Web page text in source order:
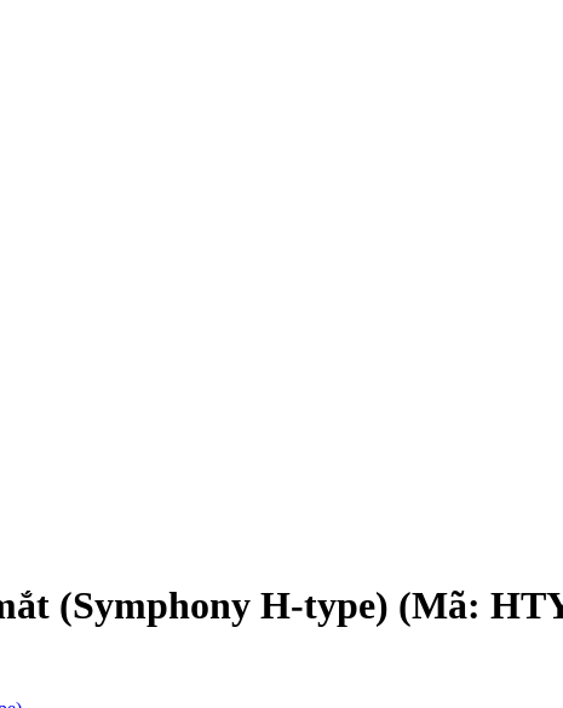
(Symphony H-type) (Mã: